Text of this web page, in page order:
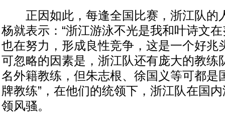
正因如此，每逢全国比赛，浙江队的
杨就表示：“浙江游泳不光是我和叶诗文
也在努力，形成良性竞争，这是一个好兆
可忽略的因素是，浙江队还有庞大的教练
名外籍教练，但朱志根、徐国义等可都是
牌教练”，在他们的统领下，浙江队在国
领风骚。